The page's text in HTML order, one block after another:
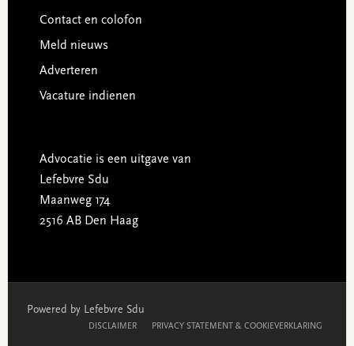
Contact en colofon
Meld nieuws
Adverteren
Vacature indienen
Advocatie is een uitgave van
Lefebvre Sdu
Maanweg 174
2516 AB Den Haag
Powered by Lefebvre Sdu
DISCLAIMER PRIVACY STATEMENT & COOKIEVERKLARING